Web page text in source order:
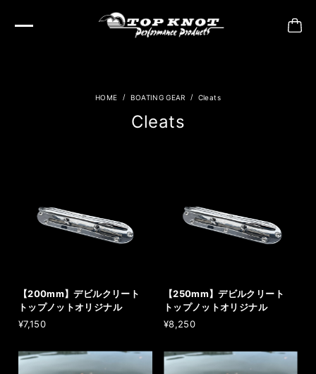
BOATING GEAR Cleats
Cleats
【200mm】デビルクリート
トップノットオリジナル
¥7,150
【250mm】デビルクリート
トップノットオリジナル
¥8,250